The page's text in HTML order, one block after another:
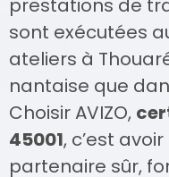
prestations de
sont exécutées
ateliers à
nantaise que
Choisir AVIZO,
45001, c’est
partenaire sûr,